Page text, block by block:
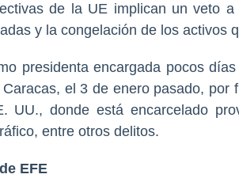
de la UE implican un veto
y la congelación de los activos
presidenta encargada pocos
el 3 de enero pasado, por
UU., donde está encarcelado
entre otros delitos.
EFE